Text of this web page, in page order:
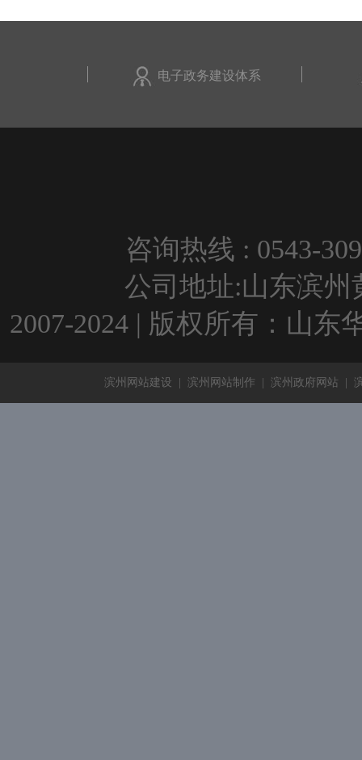
电子政务建设体系
咨询热线 : 0543-
公司地址:山东滨州
2007-2024 | 版权所有：山
滨州网站建设 滨州网站制作 滨州政府网站